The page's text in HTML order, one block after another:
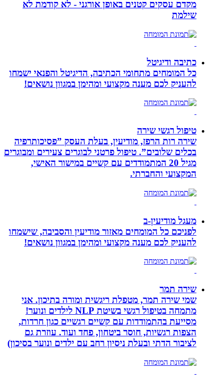
מקדם עסקים קטנים באופן אורגני - לא קודמת לא
שילמת
כתיבה ודיגיטל
כל המומחים מתחומי הכתיבה, הדיגיטל והפנאי ישמחו
להעניק לכם מענה מקצועי ומהימן במגוון נושאים!
טיפול רגשי שירה
שירה רות הרפז, מודיעין, בעלת העסק ”פסיכותרפיה
בכלים שלובים”. טיפול פרטני לבוגרים צעירים ומבוגרים
מגיל 20 המתמודדים עם קשיים במישור האישי,
המקצועי והחברתי.
מעגל מודיעין-ב
לפניכם כל המומחים מאזור מודיעין והסביבה, שישמחו
להעניק לכם מענה מקצועי ומהימן במגוון נושאים!
שירה תמר
שמי שירה תמר, מטפלת ריגשית ומורה בתיכון. אני
מתמחה בטיפול רגשי בשיטת NLP לילדים ונוער!
מסייעת בהתמודדות עם קשיים רגשיים כגון חרדות,
הצפות רגשיות, חוסר ביטחון, פחד ועוד. עוזרת גם
לציבור הדתי ובעלת ניסיון רחב עם ילדים ונוער בסיכון)